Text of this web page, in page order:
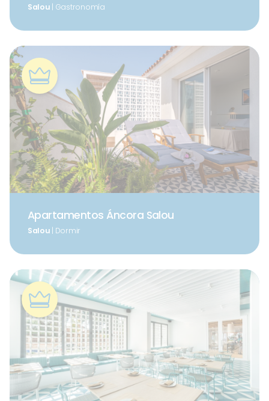
Salou | Gastronomía
Apartamentos Áncora Salou
Salou | Dormir